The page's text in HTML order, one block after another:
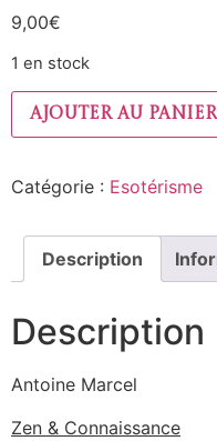
9,00€
1 en stock
Ajouter au panier
Catégorie : Esotérisme
Description
Description
Antoine Marcel
Zen & Connaissance